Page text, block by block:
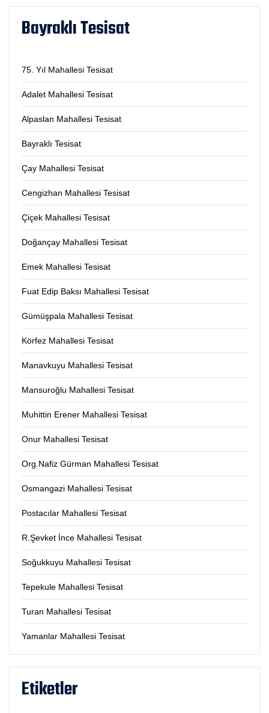
Bayraklı Tesisat
75. Yıl Mahallesi Tesisat
Adalet Mahallesi Tesisat
Alpaslan Mahallesi Tesisat
Bayraklı Tesisat
Çay Mahallesi Tesisat
Cengizhan Mahallesi Tesisat
Çiçek Mahallesi Tesisat
Doğançay Mahallesi Tesisat
Emek Mahallesi Tesisat
Fuat Edip Baksı Mahallesi Tesisat
Gümüşpala Mahallesi Tesisat
Körfez Mahallesi Tesisat
Manavkuyu Mahallesi Tesisat
Mansuroğlu Mahallesi Tesisat
Muhittin Erener Mahallesi Tesisat
Onur Mahallesi Tesisat
Org.Nafiz Gürman Mahallesi Tesisat
Osmangazi Mahallesi Tesisat
Postacılar Mahallesi Tesisat
R.Şevket İnce Mahallesi Tesisat
Soğukkuyu Mahallesi Tesisat
Tepekule Mahallesi Tesisat
Turan Mahallesi Tesisat
Yamanlar Mahallesi Tesisat
Etiketler